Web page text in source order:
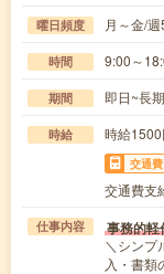
曜日頻度 月～金/週
時間 9:00～
期間 即日~長
時給 時給1500
交通費
交通費支
仕事内容 事務的軽
＼シンプ
入・書